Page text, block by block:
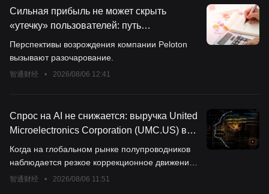
Сильная прибыль не может скрыть
«утечку» пользователей: путь
восстановления Peloton (PTON.US)
разочаровал рынок
Перспективы возрождения компании Peloton
вызывают разочарование.
智通财经 • 2026/08/06 12:41
Спрос на AI не снижается: выручка United
Microelectronics Corporation (UMC.US) в
июле выросла на 19%, что подтверждает
распространение вычислительных
мощностей на зрелые техпроцессы
Когда на глобальном рынке полупроводников
наблюдается резкое коррекционное движение
из-за раз杮信ования и опасений по поводу
智通财经 • 2026/08/06 11:51